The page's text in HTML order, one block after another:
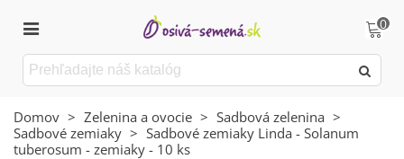
0
Domov > Zelenina a ovocie > Sadbová zelenina >
Sadbové zemiaky > Sadbové zemiaky Linda - Solanum
tuberosum - zemiaky - 10 ks